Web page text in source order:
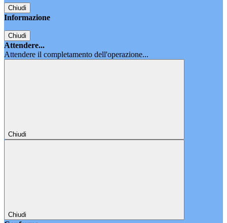
Chiudi
Informazione
Chiudi
Attendere...
Attendere il completamento dell'operazione...
Chiudi
Chiudi